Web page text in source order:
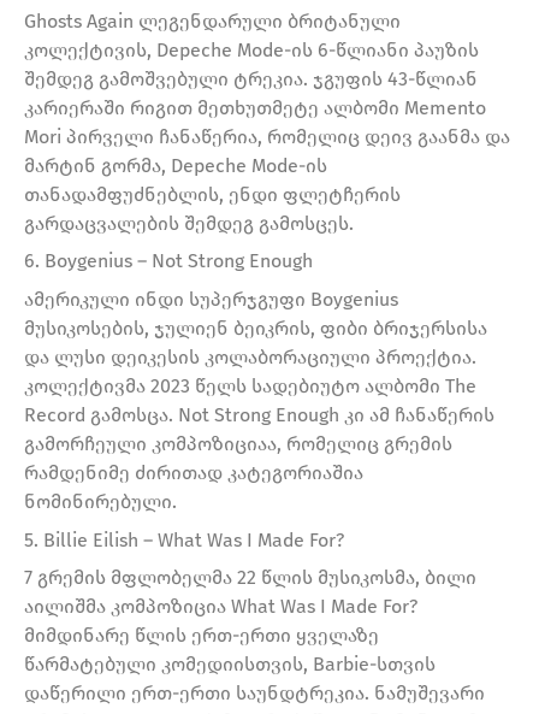
Ghosts Again ლეგენდარული ბრიტანული
კოლექტივის, Depeche Mode-ის 6-წლიანი პაუზის
შემდეგ გამოშვებული ტრეკია. ჯგუფის 43-წლიან
კარიერაში რიგით მეთხუთმეტე ალბომი Memento
Mori პირველი ჩანაწერია, რომელიც დეივ გაანმა და
მარტინ გორმა, Depeche Mode-ის
თანადამფუძნებლის, ენდი ფლეტჩერის
გარდაცვალების შემდეგ გამოსცეს.
6. Boygenius – Not Strong Enough
ამერიკული ინდი სუპერჯგუფი Boygenius
მუსიკოსების, ჯულიენ ბეიკრის, ფიბი ბრიჯერსისა
და ლუსი დეიკესის კოლაბორაციული პროექტია.
კოლექტივმა 2023 წელს სადებიუტო ალბომი The
Record გამოსცა. Not Strong Enough კი ამ ჩანაწერის
გამორჩეული კომპოზიციაა, რომელიც გრემის
რამდენიმე ძირითად კატეგორიაშია
ნომინირებული.
5. Billie Eilish – What Was I Made For?
7 გრემის მფლობელმა 22 წლის მუსიკოსმა, ბილი
აილიშმა კომპოზიცია What Was I Made For?
მიმდინარე წლის ერთ-ერთი ყველაზე
წარმატებული კომედიისთვის, Barbie-სთვის
დაწერილი ერთ-ერთი საუნდტრეკია. ნამუშევარი